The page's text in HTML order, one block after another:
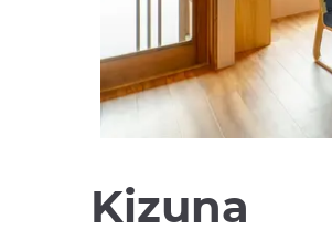
Kizuna